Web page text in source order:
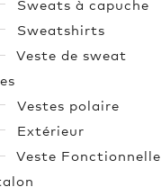
Sweats à capuche
Sweatshirts
Veste de sweat
Vestes polaire
Extérieur
Veste Fonctionnelle